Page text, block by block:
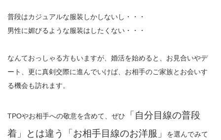
普段はカジュアルな服装しかしないし・・・
男性に媚びるような服装はしたくない・・・
なんておっしゃる方もいますが、婚活を始めると、お見合いやデ
ート、更に真剣交際に進んでいけば、お相手のご家族とお会いす
る機会も訪れます。
TPOやお相手への敬意を含めて、ぜひ
「自分目線の普段
着」とは違う「お相手目線のお洋服」
を選んでみて